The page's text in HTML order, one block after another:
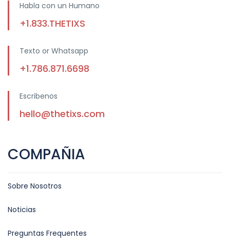
Habla con un Humano
+1.833.THETIXS
Texto or Whatsapp
+1.786.871.6698
Escribenos
hello@thetixs.com
COMPAÑIA
Sobre Nosotros
Noticias
Preguntas Frequentes